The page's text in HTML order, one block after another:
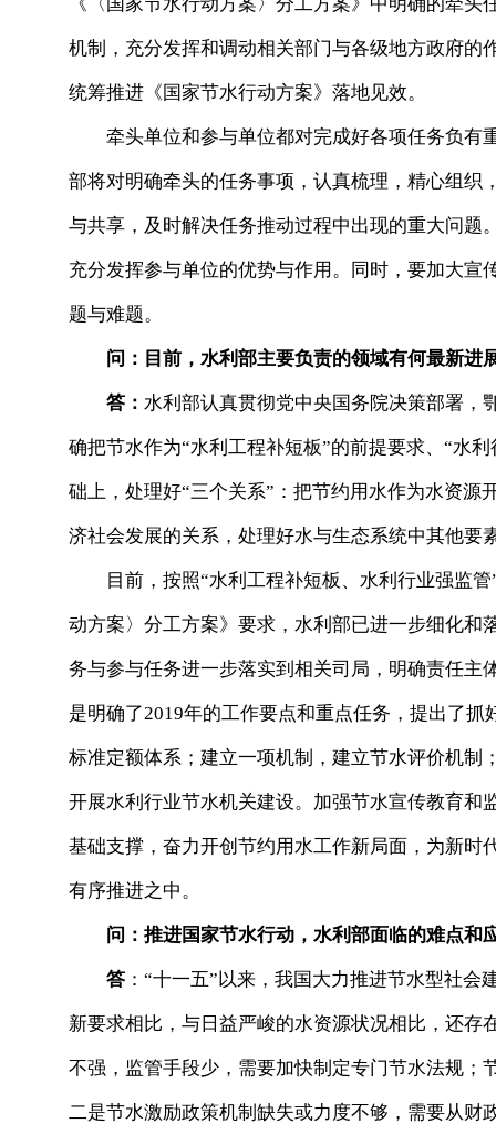
机制，充分发挥和调动相关部门与各级地方政府
统筹推进《国家节水行动方案》落地见效。
牵头单位和参与单位都对完成好各项任务负有
部将对明确牵头的任务事项，认真梳理，精心组
与共享，及时解决任务推动过程中出现的重大问
充分发挥参与单位的优势与作用。同时，要加大
题与难题。
问：目前，水利部主要负责的领域有何最新进
答： 水利部认真贯彻党中央国务院决策部署，
确把节水作为“水利工程补短板”的前提要求、“水
础上，处理好“三个关系”：把节约用水作为水资
济社会发展的关系，处理好水与生态系统中其他
目前，按照“水利工程补短板、水利行业强监管
动方案〉分工方案》要求，水利部已进一步细化
务与参与任务进一步落实到相关司局，明确责任
是明确了2019年的工作要点和重点任务，提出了
标准定额体系；建立一项机制，建立节水评价机
开展水利行业节水机关建设。加强节水宣传教育
基础支撑，奋力开创节约用水工作新局面，为新
有序推进之中。
问：推进国家节水行动，水利部面临的难点和
答 ：“十一五”以来，我国大力推进节水型社
新要求相比，与日益严峻的水资源状况相比，还
不强，监管手段少，需要加快制定专门节水法规
二是节水激励政策机制缺失或力度不够，需要从